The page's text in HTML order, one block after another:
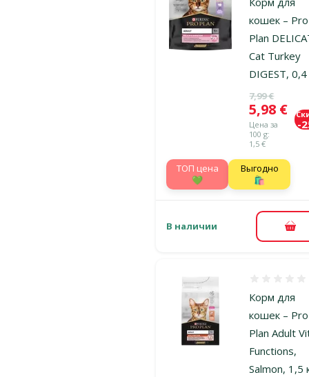
кошек – Pro
Plan
Cat Turkey
DIGEST, 0,4
Исходная
7,99 €
Цена
5,98 €
Цена за
100 g:
1,5 €
-
TOП цена
💚
Выгодно
🛍️
В наличии В
Корм для
кошек – Pro
Plan Adult
Functions,
Salmon, 1,5